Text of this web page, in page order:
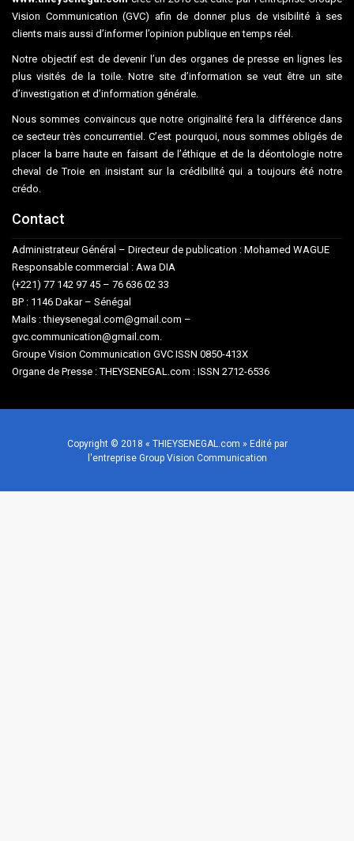
Vision Communication (GVC) afin de donner plus de visibilité à ses
clients mais aussi d’informer l’opinion publique en temps réel.
Notre objectif est de devenir l’un des organes de presse en lignes les
plus visités de la toile. Notre site d’information se veut être un site
d’investigation et d’information générale.
Nous sommes convaincus que notre originalité fera la différence dans
ce secteur très concurrentiel. C’est pourquoi, nous sommes obligés de
placer la barre haute en faisant de l’éthique et de la déontologie notre
cheval de Troie en insistant sur la crédibilité qui a toujours été notre
crédo.
Contact
Administrateur Général – Directeur de publication : Mohamed WAGUE
Responsable commercial : Awa DIA
(+221) 77 142 97 45 – 76 636 02 33
BP : 1146 Dakar – Sénégal
Mails : thieysenegal.com@gmail.com –
gvc.communication@gmail.com.
Groupe Vision Communication GVC ISSN 0850-413X
Organe de Presse : THEYSENEGAL.com : ISSN 2712-6536
Copyright © 2018 « THIEYSENEGAL.com » Edité par
l'entreprise Group Vision Communication